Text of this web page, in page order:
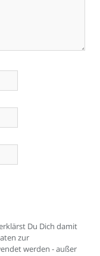
Du Dich damit
zur
werden - außer